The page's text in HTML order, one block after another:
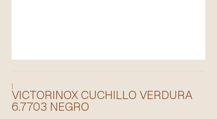
|
VICTORINOX CUCHILLO VERDURA
6.7703 NEGRO